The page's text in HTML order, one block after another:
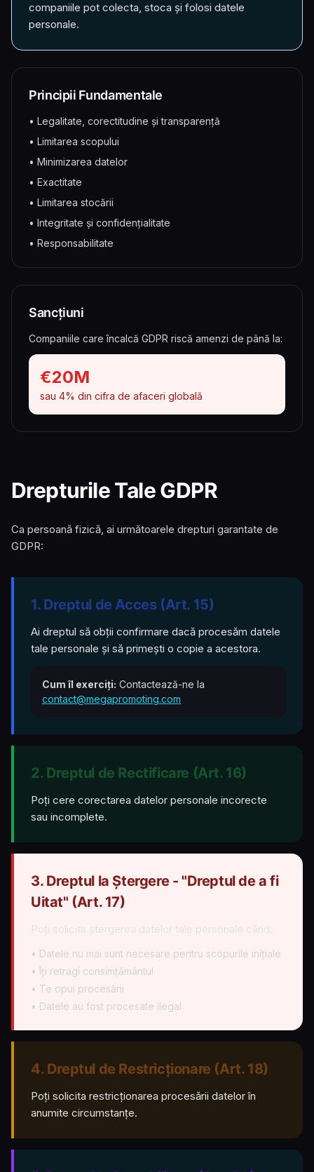
companiile pot colecta, stoca și folosi datele
personale.
Principii Fundamentale
• Legalitate, corectitudine și transparență
• Limitarea scopului
• Minimizarea datelor
• Exactitate
• Limitarea stocării
• Integritate și confidențialitate
• Responsabilitate
Sancțiuni
Companiile care încalcă GDPR riscă amenzi de până la:
€20M
sau 4% din cifra de afaceri globală
Drepturile Tale GDPR
Ca persoană fizică, ai următoarele drepturi garantate de
GDPR:
1. Dreptul de Acces (Art. 15)
Ai dreptul să obții confirmare dacă procesăm datele
tale personale și să primești o copie a acestora.
Cum îl exerciți: Contactează-ne la
contact@megapromoting.com
2. Dreptul de Rectificare (Art. 16)
Poți cere corectarea datelor personale incorecte
sau incomplete.
3. Dreptul la Ștergere - "Dreptul de a fi
Uitat" (Art. 17)
Poți solicita ștergerea datelor tale personale când:
• Datele nu mai sunt necesare pentru scopurile inițiale
• Îți retragi consimțământul
• Te opui procesării
• Datele au fost procesate ilegal
4. Dreptul de Restricționare (Art. 18)
Poți solicita restricționarea procesării datelor în
anumite circumstanțe.